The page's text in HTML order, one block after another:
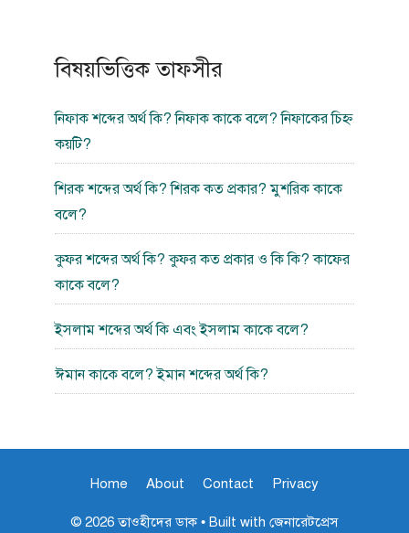
বিষয়ভিত্তিক তাফসীর
নিফাক শব্দের অর্থ কি? নিফাক কাকে বলে? নিফাকের চিহ্ন
কয়টি?
শিরক শব্দের অর্থ কি? শিরক কত প্রকার? মুশরিক কাকে
বলে?
কুফর শব্দের অর্থ কি? কুফর কত প্রকার ও কি কি? কাফের
কাকে বলে?
ইসলাম শব্দের অর্থ কি এবং ইসলাম কাকে বলে?
ঈমান কাকে বলে? ইমান শব্দের অর্থ কি?
Home About Contact Privacy
© 2026 তাওহীদের ডাক• Built with জেনারেটপ্রেস